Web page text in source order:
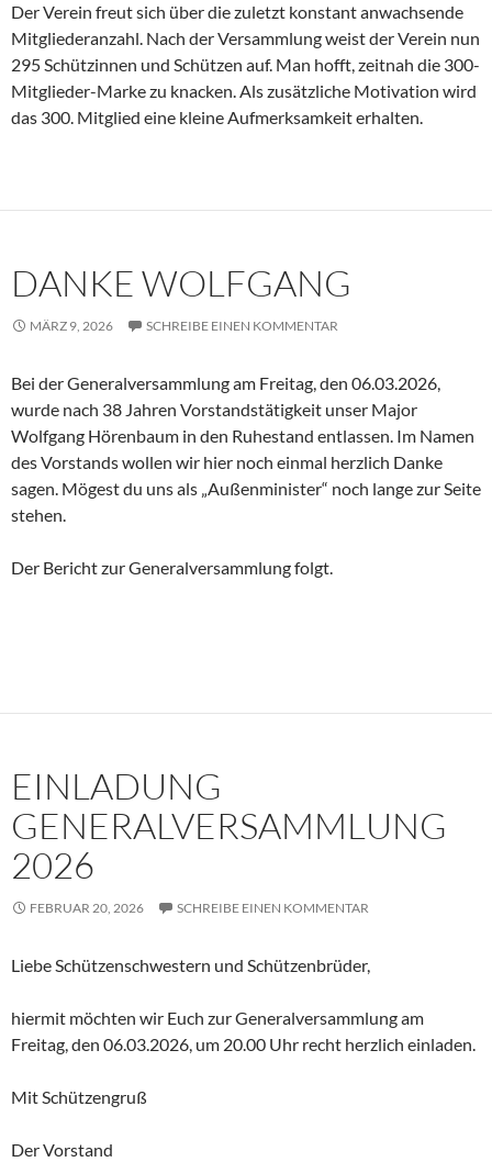
Der Verein freut sich über die zuletzt konstant anwachsende
Mitgliederanzahl. Nach der Versammlung weist der Verein nun
295 Schützinnen und Schützen auf. Man hofft, zeitnah die 300-
Mitglieder-Marke zu knacken. Als zusätzliche Motivation wird
das 300. Mitglied eine kleine Aufmerksamkeit erhalten.
DANKE WOLFGANG
MÄRZ 9, 2026 SCHREIBE EINEN KOMMENTAR
Bei der Generalversammlung am Freitag, den 06.03.2026,
wurde nach 38 Jahren Vorstandstätigkeit unser Major
Wolfgang Hörenbaum in den Ruhestand entlassen. Im Namen
des Vorstands wollen wir hier noch einmal herzlich Danke
sagen. Mögest du uns als „Außenminister“ noch lange zur Seite
stehen.
Der Bericht zur Generalversammlung folgt.
EINLADUNG
GENERALVERSAMMLUNG
2026
FEBRUAR 20, 2026 SCHREIBE EINEN KOMMENTAR
Liebe Schützenschwestern und Schützenbrüder,
hiermit möchten wir Euch zur Generalversammlung am
Freitag, den 06.03.2026, um 20.00 Uhr recht herzlich einladen.
Mit Schützengruß
Der Vorstand